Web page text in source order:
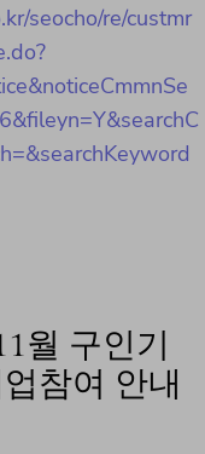
seocho/re/custmr
월 구인기
참여 안내